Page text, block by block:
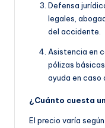
Defensa
legales,
del accidente.
Asistencia en
pólizas
ayuda en caso
¿Cuánto cuesta
El precio varía